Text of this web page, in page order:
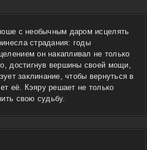
с необычным даром исцелять
страдания: годы
он накапливал не только
достигнув вершины своей мощи,
заклинание, чтобы вернуться в
её. Кэяру решает не только
свою судьбу.